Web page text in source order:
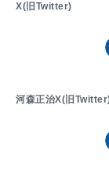
X(旧Twitter)
河森正治X(旧